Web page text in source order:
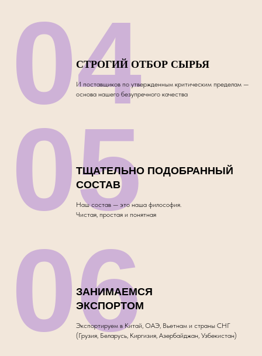
СТРОГИЙ ОТБОР СЫРЬЯ
И поставщиков по утвержденным критическим пределам —
основа нашего безупречного качества
04
ТЩАТЕЛЬНО ПОДОБРАННЫЙ
СОСТАВ
Наш состав — это наша философия.
Чистая, простая и понятная
05
ЗАНИМАЕМСЯ
ЭКСПОРТОМ
Экспортируем в Китай, ОАЭ, Вьетнам и страны СНГ
(Грузия, Беларусь, Киргизия, Азербайджан, Узбекистан)
06